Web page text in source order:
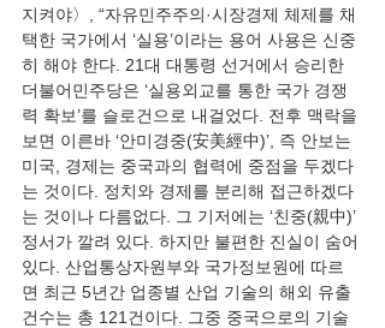
지켜야〉, “자유민주주의·시장경제 체제를 채
택한 국가에서 ‘실용’이라는 용어 사용은 신중
히 해야 한다. 21대 대통령 선거에서 승리한
더불어민주당은 ‘실용외교를 통한 국가 경쟁
력 확보’를 슬로건으로 내걸었다. 전후 맥락을
보면 이른바 ‘안미경중(安美經中)’, 즉 안보는
미국, 경제는 중국과의 협력에 중점을 두겠다
는 것이다. 정치와 경제를 분리해 접근하겠다
는 것이나 다름없다. 그 기저에는 ‘친중(親中)’
정서가 깔려 있다. 하지만 불편한 진실이 숨어
있다. 산업통상자원부와 국가정보원에 따르
면 최근 5년간 업종별 산업 기술의 해외 유출
건수는 총 121건이다. 그중 중국으로의 기술